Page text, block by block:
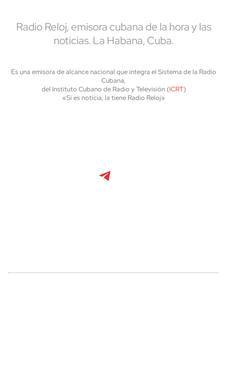
Radio Reloj, emisora cubana de la hora y las
noticias. La Habana, Cuba.
Es una emisora de alcance nacional que integra el Sistema de la Radio
Cubana,
del Instituto Cubano de Radio y Televisión (ICRT)
«Si es noticia, la tiene Radio Reloj»